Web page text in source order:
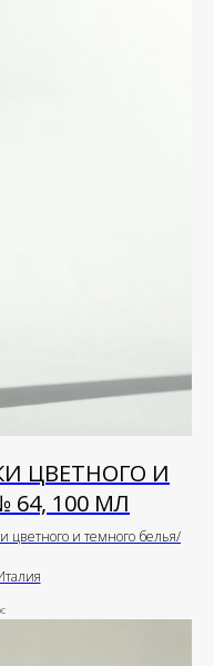
ЦВЕТНОГО И
100 МЛ
цветного и темного белья/